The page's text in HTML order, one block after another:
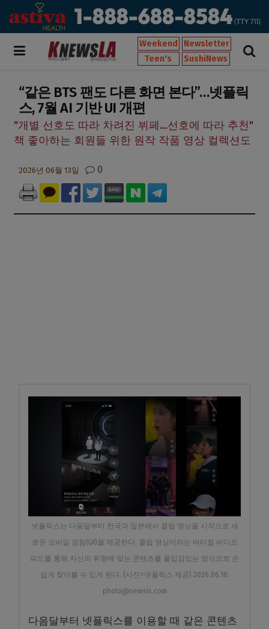
Weekend
Newsletter
Teen's
SushiNews
“같은 BTS 팬도 다른 화면 본다”…넷플릭
스, 7월 AI 기반 UI 개편
"개별 선호도 따라 차려진 뷔페…선호에 따라 추천"
책 좋아하는 회원들 위한 원작 작품 영상 컬렉션도
2026년 06월 13일 0
넷플릭스는 다음달부터 한국과 일본에서 클립 영상을 시작으로 새
로운 모바일 경험(UI)을 제공한다. 클립 영상이라는 버티컬 비디오
피드를 통해 자신의 취향에 맞는 콘텐츠를 몰입감있는 방식으로 손
쉽게 찾아볼 수 있게 한다. (사진=넷플릭스 제공) 2026.06.10.
photo@newsis.com
다음달부터 넷플릭스를 이용할 때 같은 콘텐츠